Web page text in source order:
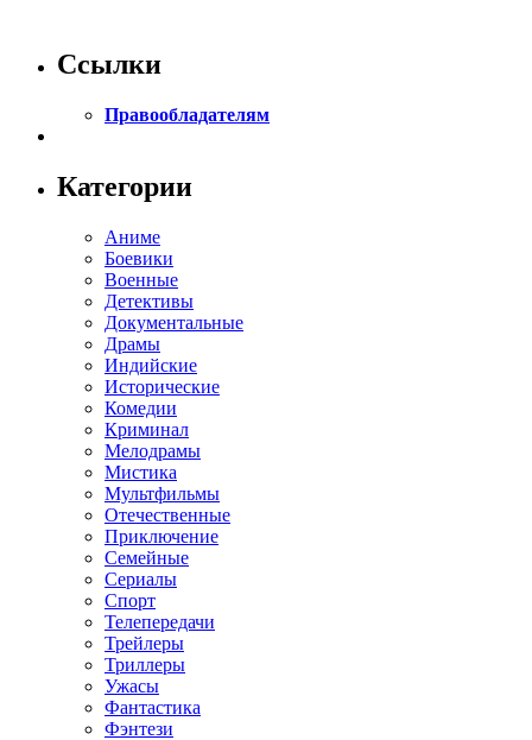
Ссылки
Правообладателям
Категории
Аниме
Боевики
Военные
Детективы
Документальные
Драмы
Индийские
Исторические
Комедии
Криминал
Мелодрамы
Мистика
Мультфильмы
Отечественные
Приключение
Семейные
Сериалы
Спорт
Телепередачи
Трейлеры
Триллеры
Ужасы
Фантастика
Фэнтези